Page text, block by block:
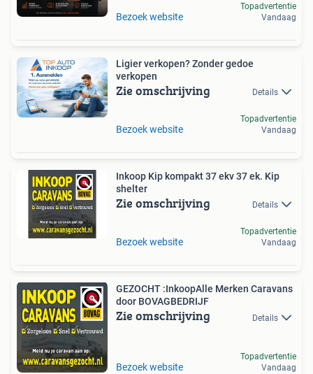
Bezoek website
Topadvertentie
Vandaag
Ligier verkopen? Zonder gedoe
verkopen
Zie omschrijving Details
Bezoek website
Topadvertentie
Vandaag
Inkoop Kip kompakt 37 ekv 37 ek. Kip
shelter
Zie omschrijving Details
Bezoek website
Topadvertentie
Vandaag
GEZOCHT :InkoopAlle Merken Caravans
door BOVAGBEDRIJF
Zie omschrijving Details
Bezoek website
Topadvertentie
Vandaag